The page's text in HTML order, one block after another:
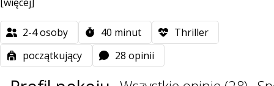
2-4osoby 40 minut
Thriller
początkujący
28 opinii